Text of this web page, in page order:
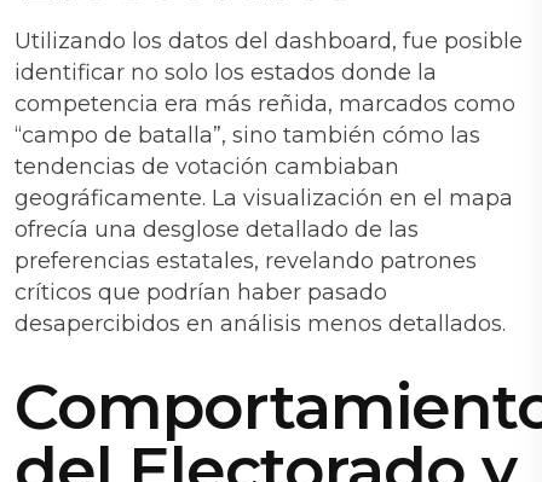
Utilizando los datos del dashboard, fue posible
identificar no solo los estados donde la
competencia era más reñida, marcados como
“campo de batalla”, sino también cómo las
tendencias de votación cambiaban
geográficamente. La visualización en el mapa
ofrecía una desglose detallado de las
preferencias estatales, revelando patrones
críticos que podrían haber pasado
desapercibidos en análisis menos detallados.